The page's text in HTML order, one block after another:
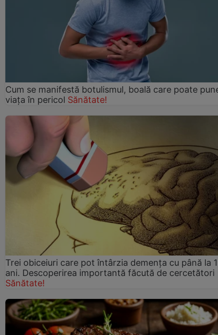
Cum se manifestă botulismul, boală care poate
viaţa în pericol Sănătate!
Trei obiceiuri care pot întârzia demența cu până la
ani. Descoperirea importantă făcută de cercetători
Sănătate!